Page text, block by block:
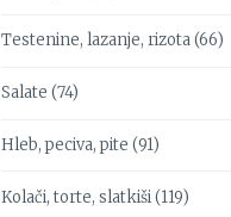
Testenine, lazanje, rizota(66)
Salate (74)
Hleb, peciva, pite (91)
Kolači, torte, slatkiši(119)